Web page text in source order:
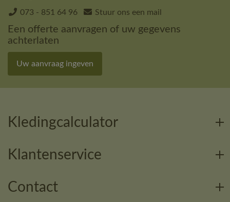
073 - 851 64 96 Stuur ons een mail
Een offerte aanvragen of uw gegevens
achterlaten
Uw aanvraag ingeven
Kledingcalculator
Klantenservice
Contact